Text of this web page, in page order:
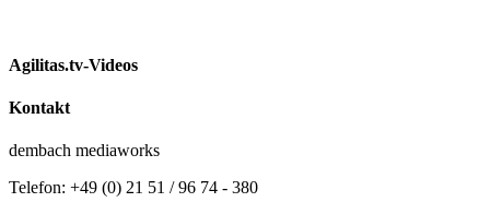
Agilitas.tv-Videos
Kontakt
dembach mediaworks
Telefon: +49 (0) 21 51 / 96 74 - 380